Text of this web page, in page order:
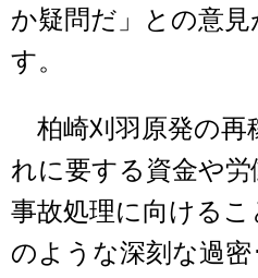
か疑問だ」との意
す。
柏崎刈羽原発の再
れに要する資金や
事故処理に向ける
のような深刻な過密